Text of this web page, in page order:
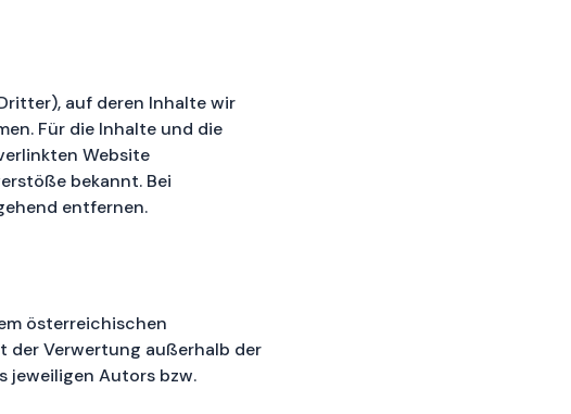
auf deren Inhalte wir
Für die Inhalte und die
Website
bekannt. Bei
entfernen.
österreichischen
der Verwertung außerhalb der
jeweiligen Autors bzw.